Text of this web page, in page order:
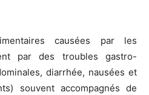
causées par les
par des troubles gastro-
diarrhée, nausées et
souvent accompagnés de